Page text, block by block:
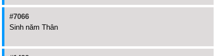
#7066
Sinh năm Thân